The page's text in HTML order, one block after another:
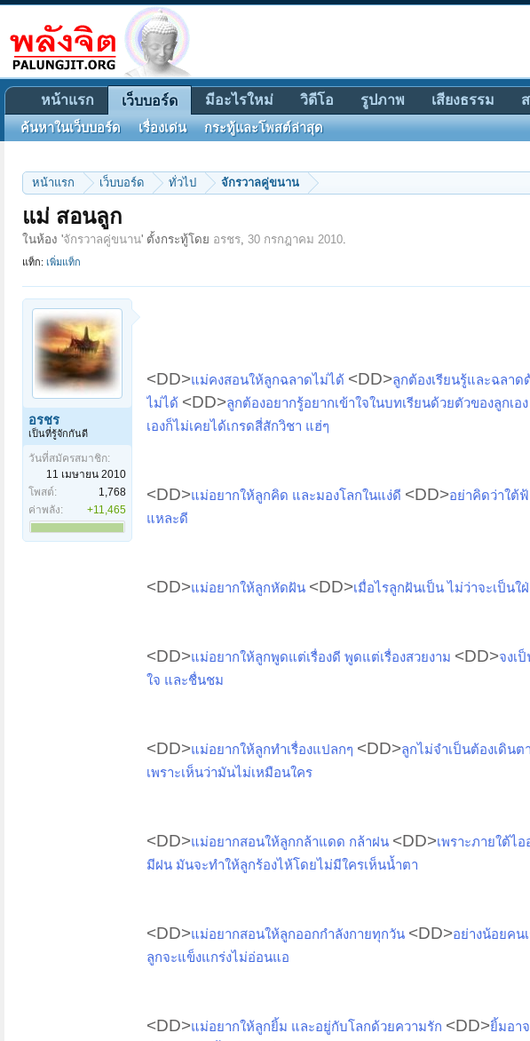
หน้าแรก เว็บบอร์ด ทั่วไป จักรวาลคู่ขนาน
แม่ สอนลูก
ในห้อง 'จักรวาลคู่ขนาน' ตั้งกระทู้โดย อรชร, 30 กรกฎาคม 2010.
แท็ก: เพิ่มแท็ก
อรชร
เป็นที่รู้จักกันดี
วันที่สมัครสมาชิก:
11 เมษายน 2010
โพสต์:
1,768
ค่าพลัง:
+11,465
<DD>แม่คงสอนให้ลูกฉลาดไม่ได้ <DD>ลูกต้องเรียนรู้และฉลาด
ไม่ได้ <DD>ลูกต้องอยากรู้อยากเข้าใจในบทเรียนด้วยตัวของลูกเอง
เองก็ไม่เคยได้เกรดสี่สักวิชา แฮ่ๆ
<DD>แม่อยากให้ลูกคิด และมองโลกในแง่ดี <DD>อย่าคิดว่าใต้
แหละดี
<DD>แม่อยากให้ลูกหัดฝัน <DD>เมื่อไรลูกฝันเป็น ไม่ว่าจะเป็น
<DD>แม่อยากให้ลูกพูดแต่เรื่องดี พูดแต่เรื่องสวยงาม <DD>จงเ
ใจ และชื่นชม
<DD>แม่อยากให้ลูกทำเรื่องแปลกๆ <DD>ลูกไม่จำเป็นต้องเดิน
เพราะเห็นว่ามันไม่เหมือนใคร
<DD>แม่อยากสอนให้ลูกกล้าแดด กล้าฝน <DD>เพราะภายใต้ไ
มีฝน มันจะทำให้ลูกร้องไห้โดยไม่มีใครเห็นน้ำตา
<DD>แม่อยากสอนให้ลูกออกกำลังกายทุกวัน <DD>อย่างน้อยคน
ลูกจะแข็งแกร่งไม่อ่อนแอ
<DD>แม่อยากให้ลูกยิ้ม และอยู่กับโลกด้วยความรัก <DD>ยิ้มอา
หน้าแรก เว็บบอร์ด
ค้นหาในเว็บบอร์ด เรื่องเด่น กระทู้และโพสต์ล่าสุด
มีอะไรใหม่ วิดีโอ รูปภาพ เสียงธรรม